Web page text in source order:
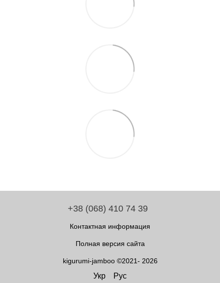
+38 (068) 410 74 39
Контактная информация
Полная версия сайта
kigurumi-jamboo ©2021- 2026
Укр Рус